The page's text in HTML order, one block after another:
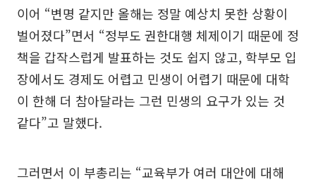
이어 “변명 같지만 올해는 정말 예상치 못한 상황이
벌어졌다”면서 “정부도 권한대행 체제이기 때문에 정
책을 갑작스럽게 발표하는 것도 쉽지 않고, 학부모 입
장에서도 경제도 어렵고 민생이 어렵기 때문에 대학
이 한해 더 참아달라는 그런 민생의 요구가 있는 것
같다”고 말했다.
그러면서 이 부총리는 “교육부가 여러 대안에 대해